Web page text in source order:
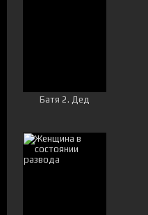
Батя 2. Дед